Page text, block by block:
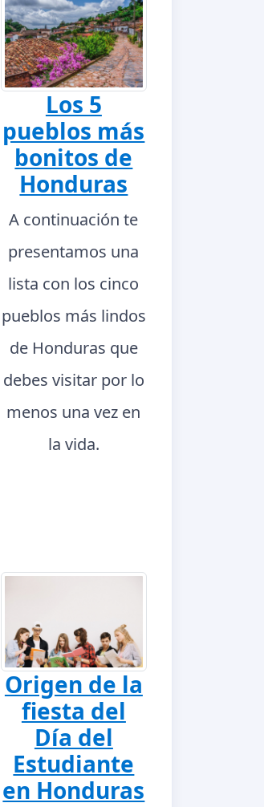
Los 5
pueblos más
bonitos de
Honduras
A continuación te
presentamos una
lista con los cinco
pueblos más lindos
de Honduras que
debes visitar por lo
menos una vez en
la vida.
Origen de la
fiesta del
Día del
Estudiante
en Honduras